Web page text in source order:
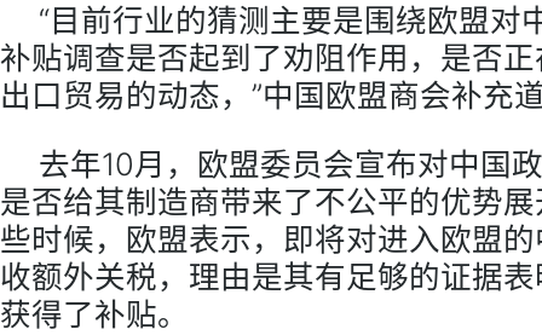
“目前行业的猜测主要是围绕欧盟对
补贴调查是否起到了劝阻作用，是否
出口贸易的动态，”中国欧盟商会补充
去年10月，欧盟委员会宣布对中国
是否给其制造商带来了不公平的优势
些时候，欧盟表示，即将对进入欧盟
收额外关税，理由是其有足够的证据
获得了补贴。